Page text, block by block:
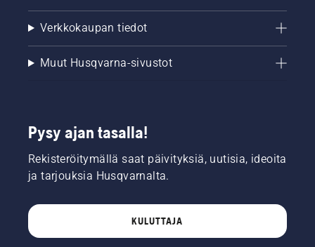
Verkkokaupan tiedot
Muut Husqvarna-sivustot
Pysy ajan tasalla!
Rekisteröitymällä saat päivityksiä, uutisia, ideoita
ja tarjouksia Husqvarnalta.
KULUTTAJA